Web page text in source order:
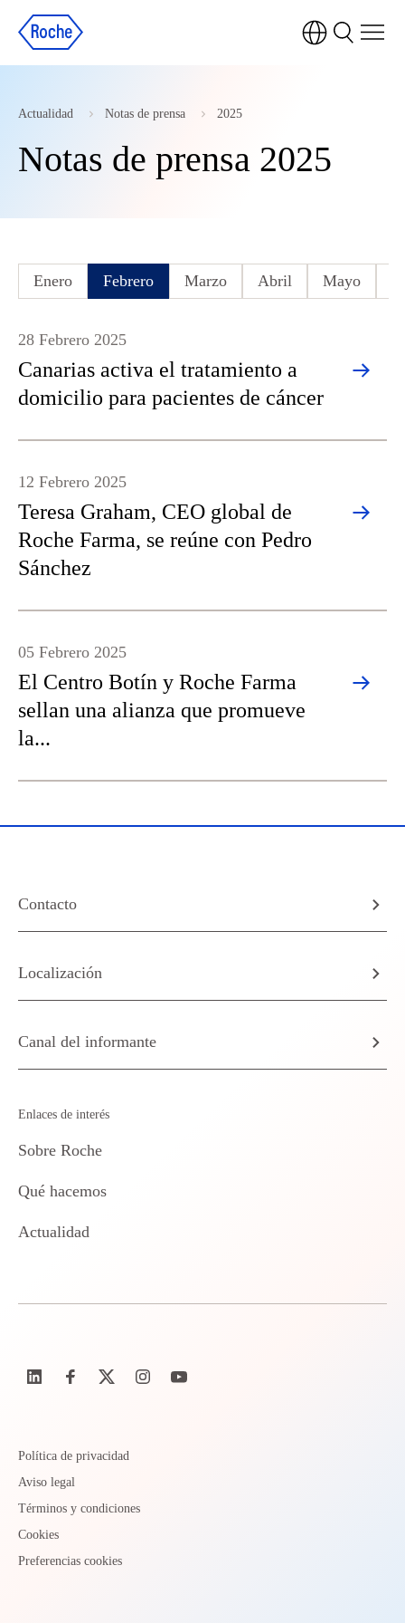
Actualidad Notas de prensa 2025
Notas de prensa 2025
Enero Febrero Marzo Abril Mayo
Canarias activa el tratamiento a
domicilio para pacientes de cáncer
28 Febrero 2025
Teresa Graham, CEO global de
Roche Farma, se reúne con Pedro
Sánchez
12 Febrero 2025
El Centro Botín y Roche Farma
sellan una alianza que promueve
la...
05 Febrero 2025
Contacto
Localización
Canal del informante
Enlaces de interés
Sobre Roche
Qué hacemos
Actualidad
Política de privacidad
Aviso legal
Términos y condiciones
Cookies
Preferencias cookies